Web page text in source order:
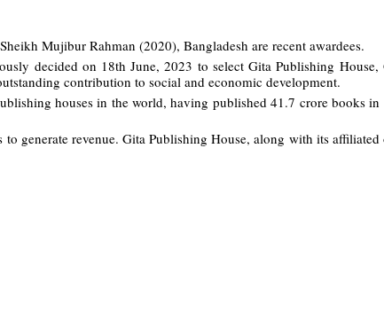
Mujibur Rahman (2020), Bangladesh are recent awardees.
decided on 18th June, 2023 to select Gita Publishing House,
contribution to social and economic development.
houses in the world, having published 41.7 crore books in
generate revenue. Gita Publishing House, along with its